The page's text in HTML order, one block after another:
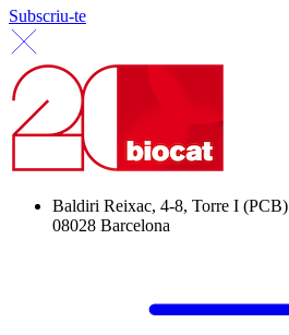
Subscriu-te
Baldiri Reixac, 4-8, Torre I (PCB)
08028 Barcelona